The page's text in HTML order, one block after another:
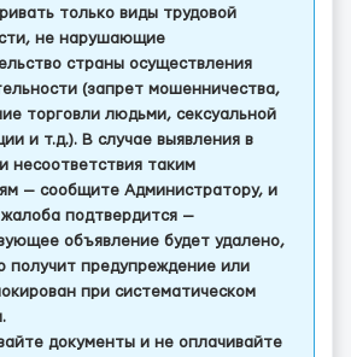
только виды трудовой
не нарушающие
страны осуществления
(запрет мошенничества,
торговли людьми, сексуальной
и т.д.). В случае выявления в
несоответствия таким
— сообщите Администратору, и
подтвердится —
объявление будет удалено,
получит предупреждение или
при систематическом
документы и не оплачивайте